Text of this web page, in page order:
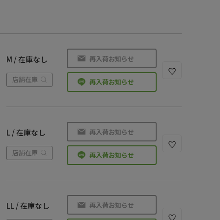
M / 在庫なし
店舗在庫
再入荷お知らせ
再入荷お知らせ
L / 在庫なし
店舗在庫
再入荷お知らせ
再入荷お知らせ
LL / 在庫なし 再入荷お知らせ